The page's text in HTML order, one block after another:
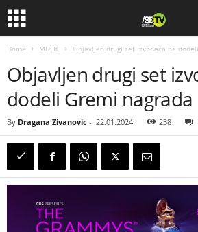
Home MUSIC Objavljen drugi set izvođača na
Objavljen drugi set
dodeli Gremi nagrada
By Dragana Zivanovic - 22.01.2024 238